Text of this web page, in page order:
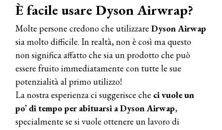
È facile usare Dyson Airwrap?
Molte persone credono che utilizzare Dyson Airwap
sia molto difficile. In realtà, non è così ma questo
non significa affatto che sia un prodotto che può
essere fruito immediatamente con tutte le sue
potenzialità al primo utilizzo!
La nostra esperienza ci suggerisce che ci vuole un
po’ di tempo per abituarsi a Dyson Airwap,
specialmente se si vuole ottenere un lavoro di
COSMOPROF WORLDWIDE BOLOGNA
Cosmprof Worldwide Bologna
presenta THE BEAUTY &
WELLNESS CONGRESS 2022: I
TEMI
DYSON
Dyson presenta la nuova collezione
pervinca e rosé per Natale
COTRIL